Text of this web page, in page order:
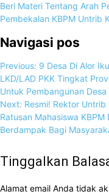
Beri Materi Tentang Arah
Pembekalan KBPM Untrib
Navigasi pos
Previous: 9 Desa Di Alor
LKD/LAD PKK Tingkat
Untuk Pembangunan Desa
Next: Resmi! Rektor
Ratusan Mahasiswa
Berdampak Bagi
Tinggalkan
Alamat email Anda tidak